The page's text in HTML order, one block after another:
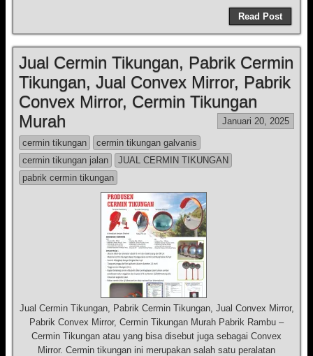
Read Post
Jual Cermin Tikungan, Pabrik Cermin
Tikungan, Jual Convex Mirror, Pabrik
Convex Mirror, Cermin Tikungan
Murah
Januari 20, 2025
cermin tikungan
cermin tikungan galvanis
cermin tikungan jalan
JUAL CERMIN TIKUNGAN
pabrik cermin tikungan
Jual Cermin Tikungan, Pabrik Cermin Tikungan, Jual Convex Mirror,
Pabrik Convex Mirror, Cermin Tikungan Murah Pabrik Rambu –
Cermin Tikungan atau yang bisa disebut juga sebagai Convex
Mirror. Cermin tikungan ini merupakan salah satu peralatan